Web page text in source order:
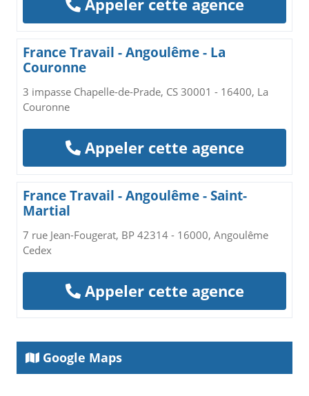
Appeler cette agence
France Travail - Angoulême - La
Couronne
3 impasse Chapelle-de-Prade, CS 30001 - 16400, La
Couronne
Appeler cette agence
France Travail - Angoulême - Saint-
Martial
7 rue Jean-Fougerat, BP 42314 - 16000, Angoulême
Cedex
Appeler cette agence
Google Maps